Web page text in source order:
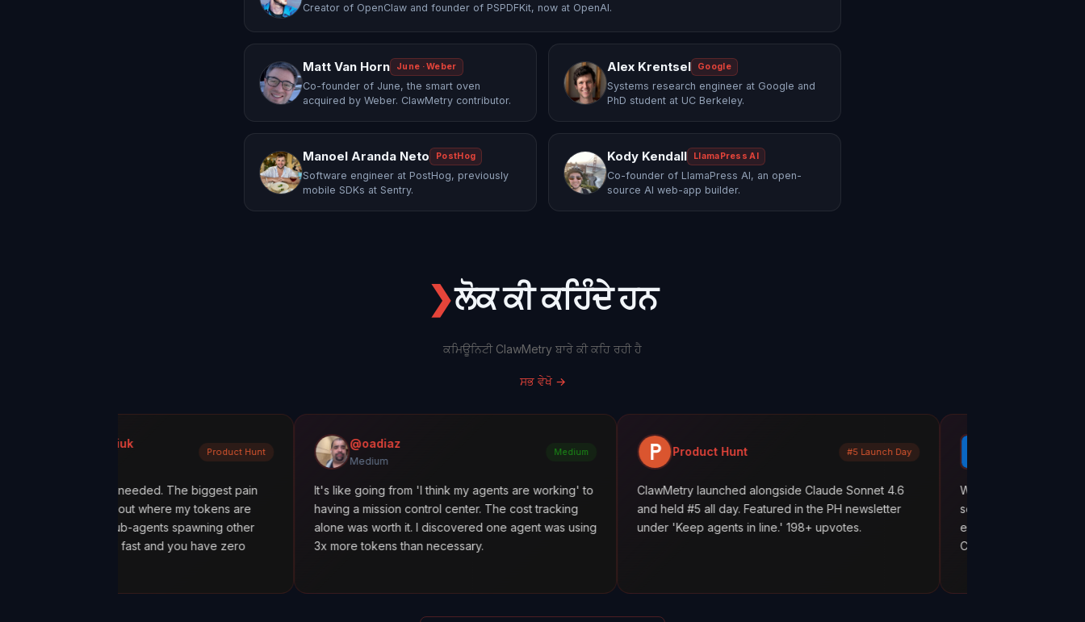
Creator of OpenClaw and founder of PSPDFKit, now at OpenAI.
Matt Van Horn June · Weber
Co-founder of June, the smart oven
acquired by Weber. ClawMetry contributor.
Alex Krentsel Google
Systems research engineer at Google and
PhD student at UC Berkeley.
Manoel Aranda Neto PostHog
Software engineer at PostHog, previously
mobile SDKs at Sentry.
Kody Kendall LlamaPress AI
Co-founder of LlamaPress AI, an open-
source AI web-app builder.
❯ਲੋਕ ਕੀ ਕਹਿੰਦੇ ਹਨ
ਕਮਿਊਨਿਟੀ ClawMetry ਬਾਰੇ ਕੀ ਕਹਿ ਰਹੀ ਹੈ
ਸਭ ਵੇਖੋ→
Product Hunt
what I needed. The biggest pain
out where my tokens are
with sub-agents spawning other
spiral fast and you have zero
@oadiaz
It's like going from 'I think my agents are working' to
having a mission control center. The cost tracking
alone was worth it. I discovered one agent was using
3x more tokens than necessary.
Product Hunt
ClawMetry launched alongside Claude Sonnet 4.6
and held #5 all day. Featured in the PH newsletter
under 'Keep agents in line.' 198+ upvotes.
Mayank Jain
LinkedIn
What are your AI agents actually
scenes? Most builders don't know.
everything works. But hope is not